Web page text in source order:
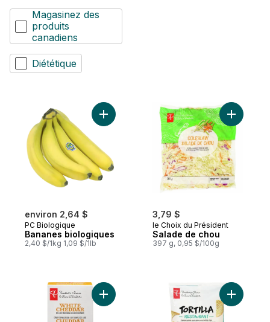
Magasinez des
produits
canadiens
Diététique
environ 2,64 $
PC Biologique
Bananes biologiques
2,40 $/1kg 1,09 $/1lb
Ajouter Bananes biologiques au panier
3,79 $
le Choix du Président
Salade de chou
397 g, 0,95 $/100g
Ajouter
Ajouter Dîner de macaroni au fromage
Ajouter